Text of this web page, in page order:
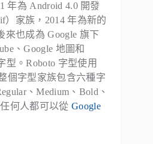
年為 Android 4.0 開發
）家族，2014 年為新的
來也成為 Google 旗下
、Google 地圖和
型。Roboto 字型使用
個字型家族包含六種字
、Medium、Bold、
何人都可以從Google